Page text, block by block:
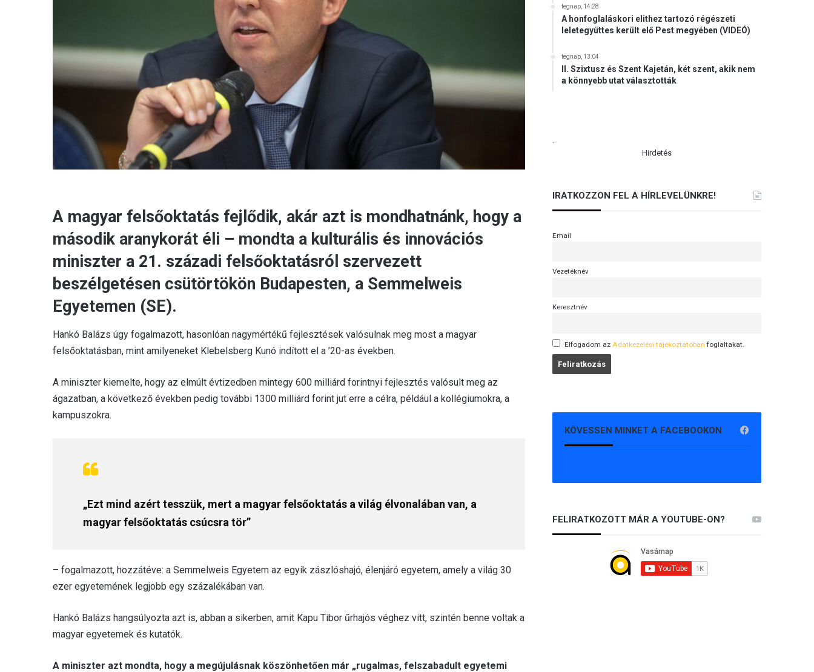
A magyar felsőoktatás fejlődik, akár azt is mondhatnánk, hogy a
második aranykorát éli – mondta a kulturális és innovációs
miniszter a 21. századi felsőoktatásról szervezett
beszélgetésen csütörtökön Budapesten, a Semmelweis
Egyetemen (SE).
Hankó Balázs úgy fogalmazott, hasonlóan nagymértékű fejlesztések valósulnak meg most a magyar
felsőoktatásban, mint amilyeneket Klebelsberg Kunó indított el a ’20-as években.
A miniszter kiemelte, hogy az elmúlt évtizedben mintegy 600 milliárd forintnyi fejlesztés valósult meg az
ágazatban, a következő években pedig további 1300 milliárd forint jut erre a célra, például a kollégiumokra, a
kampuszokra.
„Ezt mind azért tesszük, mert a magyar felsőoktatás a világ élvonalában van, a
magyar felsőoktatás csúcsra tör”
– fogalmazott, hozzátéve: a Semmelweis Egyetem az egyik zászlóshajó, élenjáró egyetem, amely a világ 30
ezer egyetemének legjobb egy százalékában van.
Hankó Balázs hangsúlyozta azt is, abban a sikerben, amit Kapu Tibor űrhajós véghez vitt, szintén benne voltak a
magyar egyetemek és kutatók.
A miniszter azt mondta, hogy a megújulásnak köszönhetően már „rugalmas, felszabadult egyetemi
tegnap, 14:28
A honfoglaláskori elithez tartozó régészeti
leletegyüttes került elő Pest megyében (VIDEÓ)
tegnap, 13:04
II. Szixtusz és Szent Kajetán, két szent, akik nem
a könnyebb utat választották
.
Hirdetés
IRATKOZZON FEL A HÍRLEVELÜNKRE!
Email
Vezetéknév
Keresztnév
Elfogadom az Adatkezelési tájékoztatóban foglaltakat.
KÖVESSEN MINKET A FACEBOOKON
FELIRATKOZOTT MÁR A YOUTUBE-ON?